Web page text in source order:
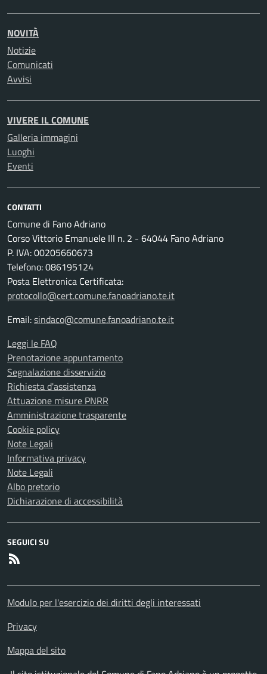
NOVITÀ
Notizie
Comunicati
Avvisi
VIVERE IL COMUNE
Galleria immagini
Luoghi
Eventi
CONTATTI
Comune di Fano Adriano
Corso Vittorio Emanuele III n. 2 - 64044 Fano Adriano
P. IVA: 00205660673
Telefono: 086195124
Posta Elettronica Certificata:
protocollo@cert.comune.fanoadriano.te.it
Email:sindaco@comune.fanoadriano.te.it
Leggi le FAQ
Prenotazione appuntamento
Segnalazione disservizio
Richiesta d'assistenza
Attuazione misure PNRR
Amministrazione trasparente
Cookie policy
Note Legali
Informativa privacy
Note Legali
Albo pretorio
Dichiarazione di accessibilità
SEGUICI SU
Modulo per l'esercizio dei diritti degli interessati
Privacy
Mappa del sito